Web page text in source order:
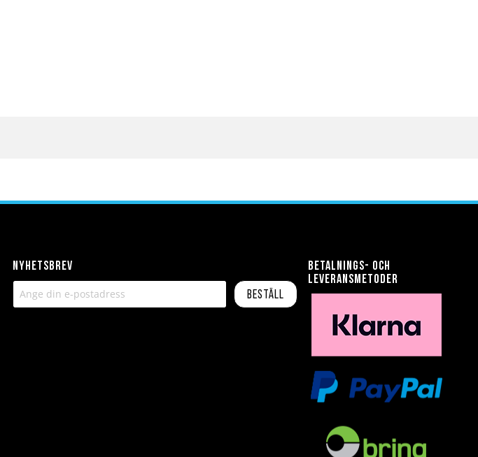
Nyhetsbrev
Beställ
Betalnings- och
leveransmetoder